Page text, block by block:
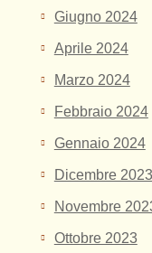
Giugno 2024
Aprile 2024
Marzo 2024
Febbraio 2024
Gennaio 2024
Dicembre 2023
Novembre
Ottobre 2023